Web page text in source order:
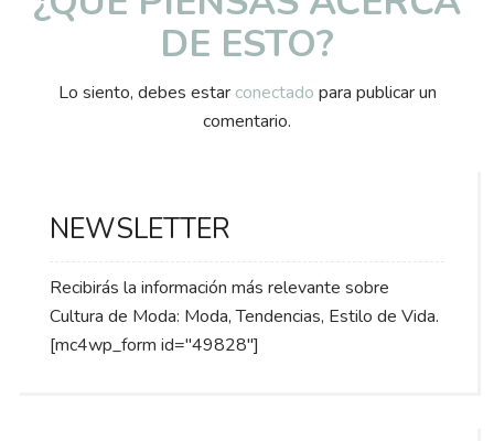
DE ESTO?
Lo siento, debes estar conectado para publicar un
comentario.
NEWSLETTER
Recibirás la información más relevante sobre
Cultura de Moda: Moda, Tendencias, Estilo de Vida.
[mc4wp_form id="49828"]